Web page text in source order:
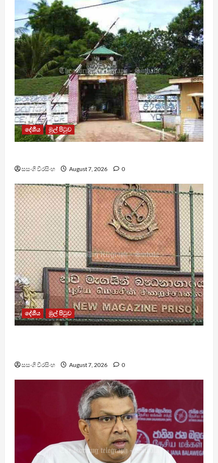
දේශීය මුල් පිටුව
සසංගි වීරසිංහ August 7, 2026 0
දේශීය මුල් පිටුව
සසංගි වීරසිංහ August 7, 2026 0